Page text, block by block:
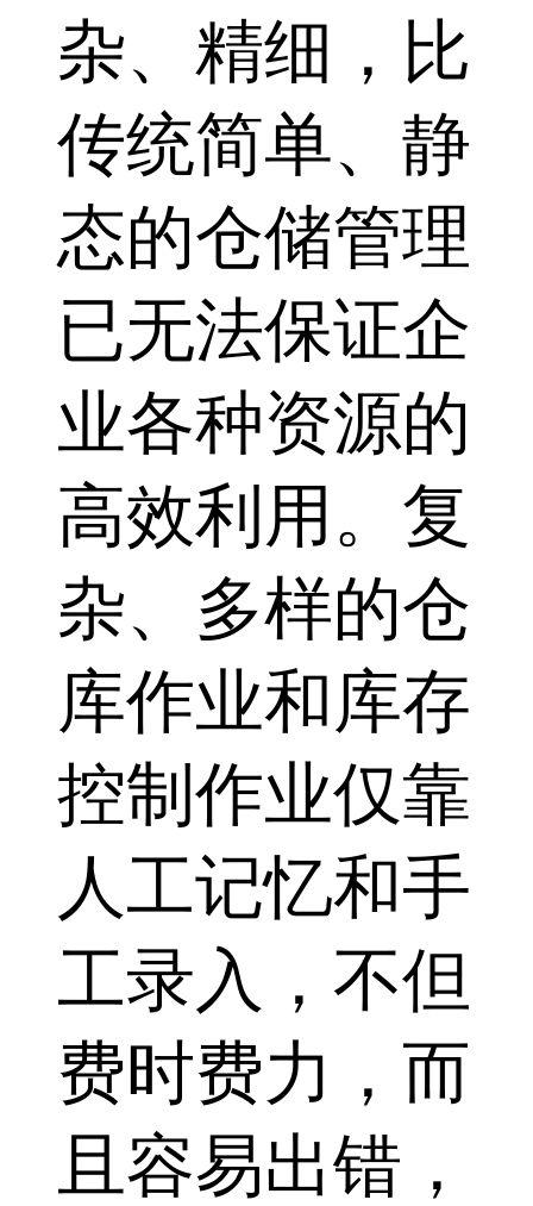
杂、精细，比
传统简单、静
态的仓储管理
已无法保证企
业各种资源的
高效利用。复
杂、多样的仓
库作业和库存
控制作业仅靠
人工记忆和手
工录入，不但
费时费力，而
且容易出错，